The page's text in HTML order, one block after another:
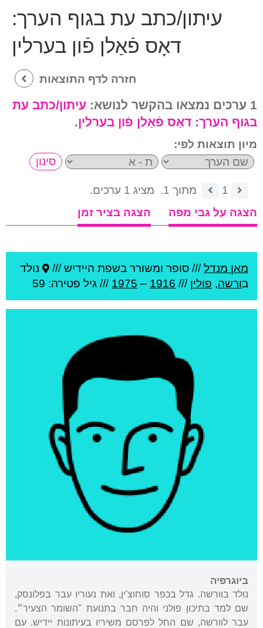
עיתון/כתב עת בגוף הערך:
דאָס פֿאַלן פֿון בערלין
חזרה לדף התוצאות
1 ערכים נמצאו בהקשר לנושא:
עיתון/כתב עת
בגוף הערך: דאָס פֿאַלן פֿון בערלין.
מיון תוצאות לפי:
1 מתוך 1.
מציג 1 ערכים.
הצגה על גבי מפה
הצגה בציר זמן
מאן מנדל/// סופר ומשורר בשפת היידיש ///
נולד
בורשה, פולין ///
1916
–
1975 /// גיל פטירה: 59
ביוגרפיה
נולד בוורשה. גדל בכפר סוחוצ'ין, ואת נעוריו עבר בפלונסק,
שם למד בתיכון פולני והיה חבר בתנועת "השומר הצעיר״.
עבר לוורשה, שם החל לפרסם משיריו בעיתונות יידיש. עם